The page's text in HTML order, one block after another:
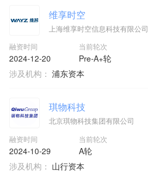
维享时空
上海维享时空信息科技有限公司
融资时间
2024-12-20
当前轮次
Pre-A+轮
涉及机构： 浦东资本
琪物科技
北京琪物科技集团有限公司
融资时间
2024-10-29
当前轮次
A轮
涉及机构： 山行资本